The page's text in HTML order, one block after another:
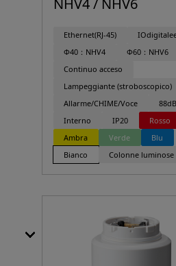
Ethernet(RJ-45)
Φ40：NHV4
Φ60：NHV6
Continuo acceso
Lampeggiante (stroboscopico)
Allarme/CHIME/Voce
88dB
Interno
IP20
Rosso
Ambra
Verde
Blu
Bianco
Colonne luminose